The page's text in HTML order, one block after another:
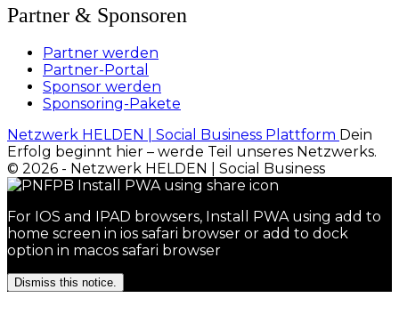
Partner & Sponsoren
Partner werden
Partner-Portal
Sponsor werden
Sponsoring-Pakete
Netzwerk HELDEN | Social Business Plattform Dein
Erfolg beginnt hier – werde Teil unseres Netzwerks.
© 2026 - Netzwerk HELDEN | Social Business
For IOS and IPAD browsers, Install PWA using add to
home screen in ios safari browser or add to dock
option in macos safari browser
Dismiss this notice.